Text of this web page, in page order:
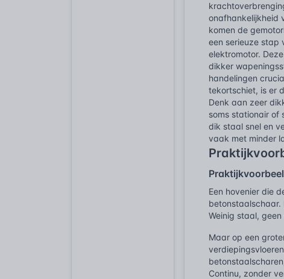
onafhankelijkheid
komen de
een serieuze stap
elektromotor.
dikker
handelingen
tekortschiet, is er
Denk aan zeer
soms stationair of
dik staal snel en
vaak met minder
Een hovenier die
Weinig staal,
Maar op een
Continu, zonder